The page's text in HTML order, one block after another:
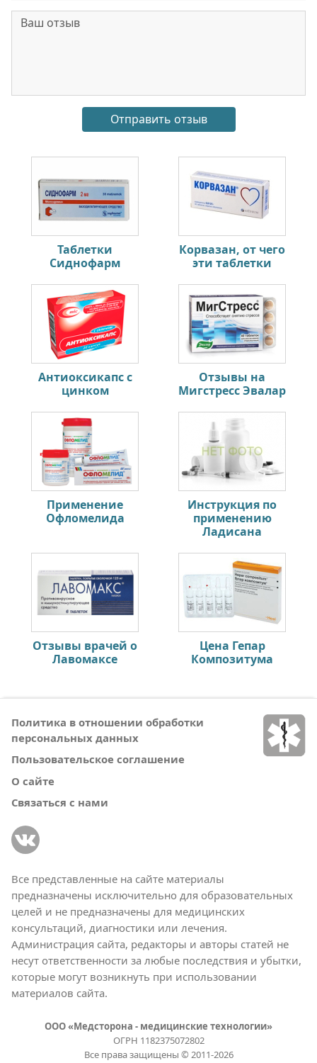
Таблетки
Сиднофарм
Корвазан, от чего
эти таблетки
Антиоксикапс с
цинком
Отзывы на
Мигстресс Эвалар
Применение
Офломелида
Инструкция по
применению
Ладисана
Отзывы врачей о
Лавомаксе
Цена Гепар
Композитума
Политика в отношении обработки
персональных данных
Пользовательское соглашение
О сайте
Связаться с нами
Все представленные на сайте материалы
предназначены исключительно для образовательных
целей и не предназначены для медицинских
консультаций, диагностики или лечения.
Администрация сайта, редакторы и авторы статей не
несут ответственности за любые последствия и убытки,
которые могут возникнуть при использовании
материалов сайта.
ООО «Медсторона - медицинские технологии»
ОГРН 1182375072802
Все права защищены © 2011-2026